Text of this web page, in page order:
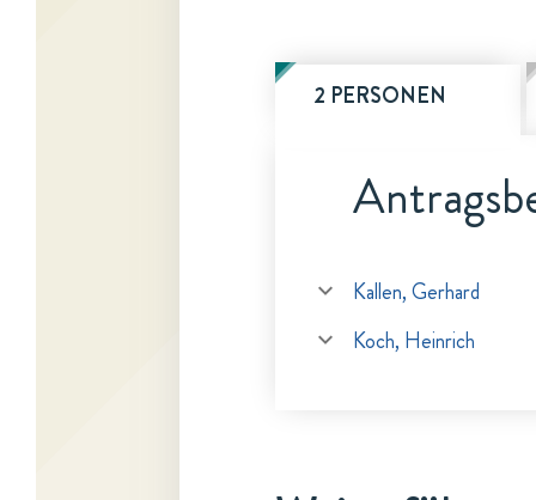
2 PERSONEN
Kallen, Gerhard
Koch, Heinrich